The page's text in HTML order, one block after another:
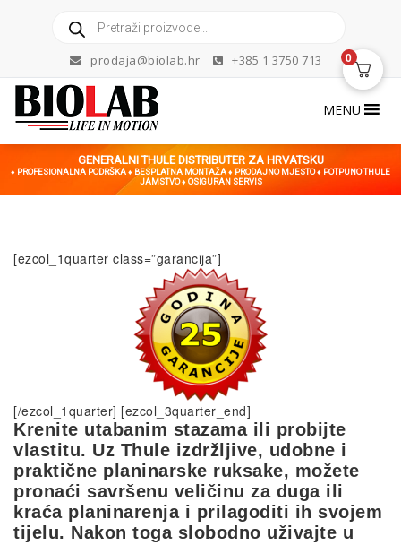
search
prodaja@biolab.hr +385 1 3750 713
MENU
GENERALNI THULE DISTRIBUTER ZA HRVATSKU
♦ PROFESIONALNA PODRŠKA ♦ BESPLATNA MONTAŽA ♦ PRODAJNO MJESTO ♦ POTPUNO THULE
JAMSTVO ♦ OSIGURAN SERVIS
[ezcol_1quarter class=”garancija”]
[/ezcol_1quarter] [ezcol_3quarter_end]
Krenite utabanim stazama ili probijte
vlastitu. Uz Thule izdržljive, udobne i
praktične planinarske ruksake, možete
pronaći savršenu veličinu za duga ili
kraća planinarenja i prilagoditi ih svojem
tijelu. Nakon toga slobodno uživajte u
0